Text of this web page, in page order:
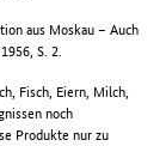
aus Moskau – Auch
S. 2.
Fisch, Eiern, Milch,
noch
Produkte nur zu